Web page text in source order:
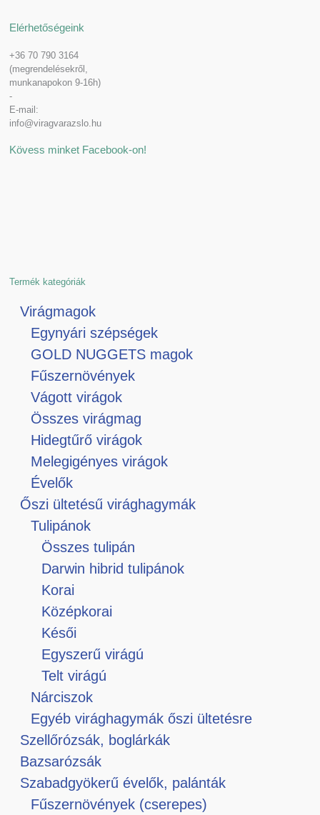
Elérhetőségeink
+36 70 790 3164
(megrendelésekről,
munkanapokon 9-16h)
-
E-mail:
info@viragvarazslo.hu
Kövess minket Facebook-on!
Termék kategóriák
Virágmagok
Egynyári szépségek
GOLD NUGGETS magok
Fűszernövények
Vágott virágok
Összes virágmag
Hidegtűrő virágok
Melegigényes virágok
Évelők
Őszi ültetésű virághagymák
Tulipánok
Összes tulipán
Darwin hibrid tulipánok
Korai
Középkorai
Késői
Egyszerű virágú
Telt virágú
Nárciszok
Egyéb virághagymák őszi ültetésre
Szellőrózsák, boglárkák
Bazsarózsák
Szabadgyökerű évelők, palánták
Fűszernövények (cserepes)